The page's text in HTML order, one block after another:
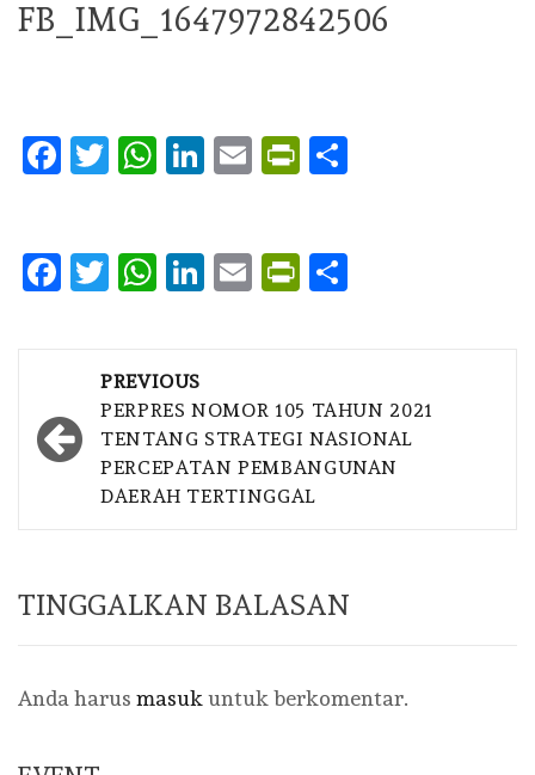
FB_IMG_1647972842506
Facebook
Twitter
WhatsApp
LinkedIn
EmailPrintFriendly
Facebook
Twitter
WhatsApp
LinkedIn
EmailPrintFriendly
navigation
PREVIOUS
PERPRES NOMOR 105 TAHUN 2021
TENTANG STRATEGI NASIONAL
PERCEPATAN PEMBANGUNAN
DAERAH TERTINGGAL
TINGGALKAN BALASAN
Anda harus masuk untuk berkomentar.